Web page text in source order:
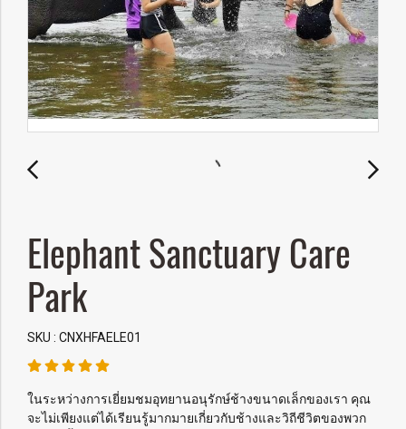
Elephant Sanctuary Care
Park
SKU : CNXHFAELE01
ในระหว่างการเยี่ยมชมอุทยานอนุรักษ์ช้างขนาดเล็กของเรา คุณ
จะไม่เพียงแต่ได้เรียนรู้มากมายเกี่ยวกับช้างและวิถีชีวิตของพวก